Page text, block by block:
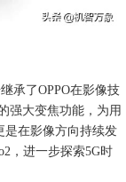
承了OPPO在影像技
强大变焦功能，为用
是在影像方向持续发
，进一步探索5G时